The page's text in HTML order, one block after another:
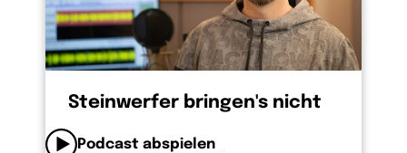
Steinwerfer bringen's nicht
Podcast abspielen